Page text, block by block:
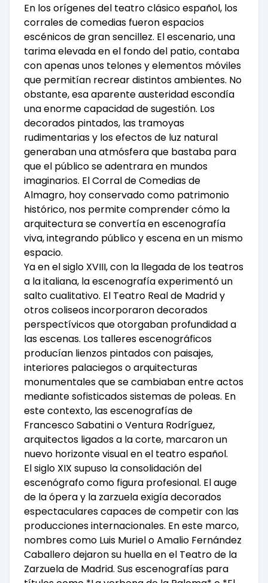
En los orígenes del teatro clásico español, los
corrales de comedias fueron espacios
escénicos de gran sencillez. El escenario, una
tarima elevada en el fondo del patio, contaba
con apenas unos telones y elementos móviles
que permitían recrear distintos ambientes. No
obstante, esa aparente austeridad escondía
una enorme capacidad de sugestión. Los
decorados pintados, las tramoyas
rudimentarias y los efectos de luz natural
generaban una atmósfera que bastaba para
que el público se adentrara en mundos
imaginarios. El Corral de Comedias de
Almagro, hoy conservado como patrimonio
histórico, nos permite comprender cómo la
arquitectura se convertía en escenografía
viva, integrando público y escena en un mismo
espacio.
Ya en el siglo XVIII, con la llegada de los teatros
a la italiana, la escenografía experimentó un
salto cualitativo. El Teatro Real de Madrid y
otros coliseos incorporaron decorados
perspectívicos que otorgaban profundidad a
las escenas. Los talleres escenográficos
producían lienzos pintados con paisajes,
interiores palaciegos o arquitecturas
monumentales que se cambiaban entre actos
mediante sofisticados sistemas de poleas. En
este contexto, las escenografías de
Francesco Sabatini o Ventura Rodríguez,
arquitectos ligados a la corte, marcaron un
nuevo horizonte visual en el teatro español.
El siglo XIX supuso la consolidación del
escenógrafo como figura profesional. El auge
de la ópera y la zarzuela exigía decorados
espectaculares capaces de competir con las
producciones internacionales. En este marco,
nombres como Luis Muriel o Amalio Fernández
Caballero dejaron su huella en el Teatro de la
Zarzuela de Madrid. Sus escenografías para